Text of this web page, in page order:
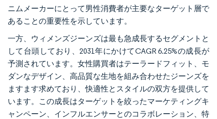
ニムメーカーにとって男性消費者が主要なターゲット層で
あることの重要性を示しています。
一方、ウィメンズジーンズは最も急成長するセグメントと
して台頭しており、2031年にかけてCAGR 6.25%の成長が
予測されています。女性購買者はテーラードフィット、モ
ダンなデザイン、高品質な生地を組み合わせたジーンズを
ますます求めており、快適性とスタイルの双方を提供して
います。この成長はターゲットを絞ったマーケティングキ
ャンペーン、インフルエンサーとのコラボレーション、特